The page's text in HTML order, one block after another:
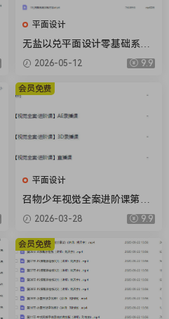
平面设计
无盐以兑平面设计零基础系统
课第2期2025【画质高清只有
2026-05-12 9.9
平面设计
召物少年视觉全案进阶课第14
期2026【画质高清有素材】
2026-03-28 9.9
会员免费
会员免费